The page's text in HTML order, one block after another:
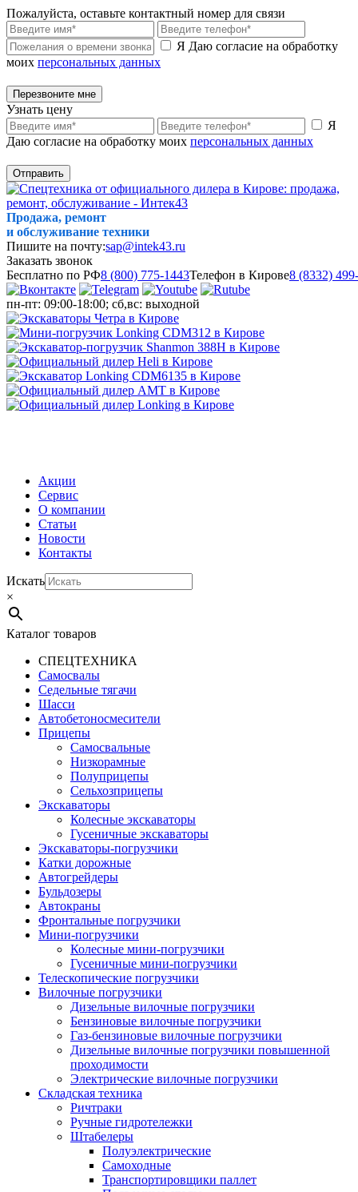
Пожалуйста, оставьте контактный номер для связи
Я Даю согласие на обработку
моих персональных данных
Перезвоните мне
Узнать цену
Я
Даю согласие на обработку моих персональных данных
Отправить
Продажа, ремонт
и обслуживание техники
Пишите на почту:sap@intek43.ru
Заказать звонок
Бесплатно по РФ8 (800) 775-1443Телефон в Кирове8 (8332)
пн-пт: 09:00-18:00; сб,вс: выходной
Акции
Сервис
О компании
Статьи
Новости
Контакты
Искать
×
Каталог товаров
СПЕЦТЕХНИКА
Самосвалы
Седельные тягачи
Шасси
Автобетоно­смесители
Прицепы
Самосвальные
Низкорамные
Полуприцепы
Сельхозприцепы
Экскаваторы
Колесные экскаваторы
Гусеничные экскаваторы
Экскаваторы-погрузчики
Катки дорожные
Автогрейдеры
Бульдозеры
Автокраны
Фронтальные погрузчики
Мини-погрузчики
Колесные мини-погрузчики
Гусеничные мини-погрузчики
Телескопические погрузчики
Вилочные погрузчики
Дизельные вилочные погрузчики
Бензиновые вилочные погрузчики
Газ-бензиновые вилочные погрузчики
Дизельные вилочные погрузчики повышенной
проходимости
Электрические вилочные погрузчики
Складская техника
Ричтраки
Ручные гидротележки
Штабелеры
Полуэлектрические
Самоходные
Транспортировщики паллет